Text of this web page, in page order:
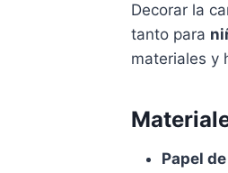
Decorar la
tanto para
materiales y
Papel